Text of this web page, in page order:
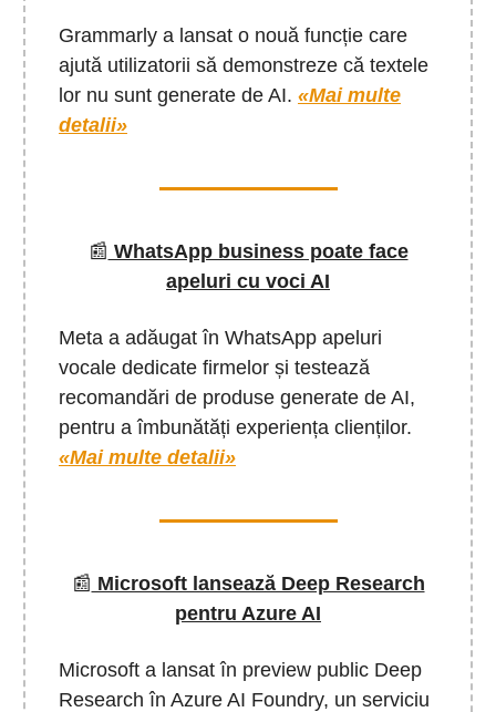
Grammarly a lansat o nouă funcție care
ajută utilizatorii să demonstreze că textele
lor nu sunt generate de AI. «Mai multe
detalii»
📰 WhatsApp business poate face
apeluri cu voci AI
Meta a adăugat în WhatsApp apeluri
vocale dedicate firmelor și testează
recomandări de produse generate de AI,
pentru a îmbunătăți experiența clienților.
«Mai multe detalii»
📰 Microsoft lansează Deep Research
pentru Azure AI
Microsoft a lansat în preview public Deep
Research în Azure AI Foundry, un serviciu